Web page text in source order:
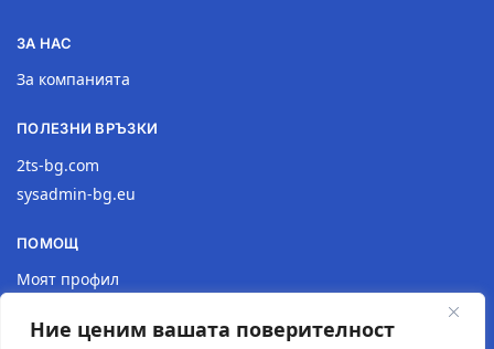
Ние ценим вашата поверителност
ЗА НАС
За компанията
ПОЛЕЗНИ ВРЪЗКИ
2ts-bg.com
sysadmin-bg.eu
ПОМОЩ
Моят профил
Връщане на продукт